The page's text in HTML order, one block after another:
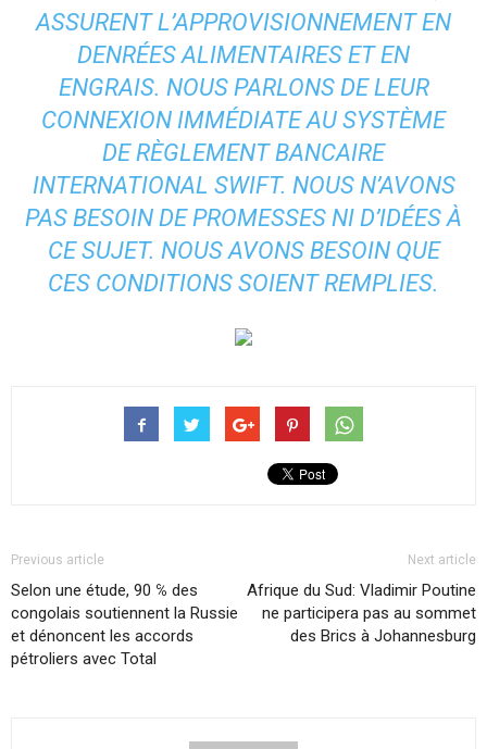
ASSURENT L’APPROVISIONNEMENT EN
DENRÉES ALIMENTAIRES ET EN
ENGRAIS. NOUS PARLONS DE LEUR
CONNEXION IMMÉDIATE AU SYSTÈME
DE RÈGLEMENT BANCAIRE
INTERNATIONAL SWIFT. NOUS N’AVONS
PAS BESOIN DE PROMESSES NI D’IDÉES À
CE SUJET. NOUS AVONS BESOIN QUE
CES CONDITIONS SOIENT REMPLIES.
Previous article
Selon une étude, 90 ℅ des
congolais soutiennent la Russie
et dénoncent les accords
pétroliers avec Total
Next article
Afrique du Sud: Vladimir Poutine
ne participera pas au sommet
des Brics à Johannesburg